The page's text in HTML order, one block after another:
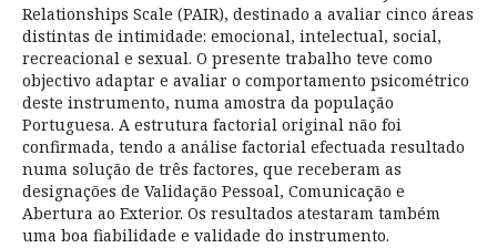
Relationships Scale (PAIR), destinado a avaliar cinco áreas
distintas de intimidade: emocional, intelectual, social,
recreacional e sexual. O presente trabalho teve como
objectivo adaptar e avaliar o comportamento psicométrico
deste instrumento, numa amostra da população
Portuguesa. A estrutura factorial original não foi
confirmada, tendo a análise factorial efectuada resultado
numa solução de três factores, que receberam as
designações de Validação Pessoal, Comunicação e
Abertura ao Exterior. Os resultados atestaram também
uma boa fiabilidade e validade do instrumento.